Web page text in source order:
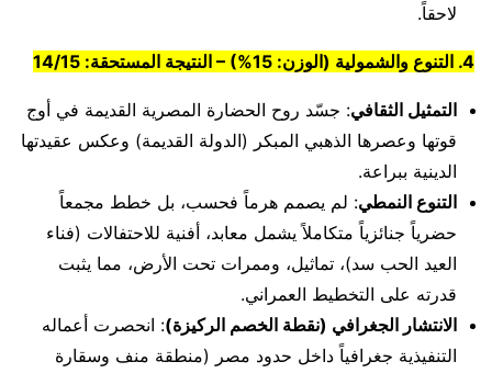
لاحقاً.
4. التنوع والشمولية (الوزن: 15%) – النتيجة المستحقة: 14/15
التمثيل الثقافي: جسّد روح الحضارة المصرية القديمة في أوج
قوتها وعصرها الذهبي المبكر (الدولة القديمة) وعكس عقيدتها
الدينية ببراعة.
التنوع النمطي: لم يصمم هرماً فحسب، بل خطط مجمعاً
حضرياً جنائزياً متكاملاً يشمل معابد، أفنية للاحتفالات (فناء
العيد الحب سد)، تماثيل، وممرات تحت الأرض، مما يثبت
قدرته على التخطيط العمراني.
الانتشار الجغرافي (نقطة الخصم الركيزة): انحصرت أعماله
التنفيذية جغرافياً داخل حدود مصر (منطقة منف وسقارة